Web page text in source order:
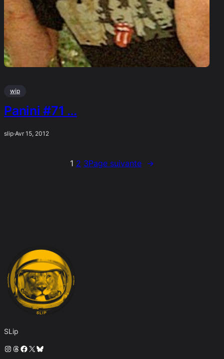
wip
Panini #71 …
slip·Avr 15, 2012
1 2 3Page suivante →
SLip
Instagram
Threads
Facebook
X Bluesky